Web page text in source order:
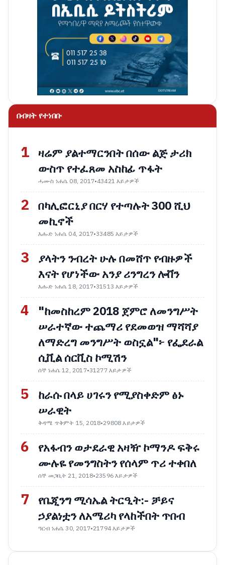
በብዛት የተነበቡ
1 ዛሬም ያልተማርንበት በሰው ልጅ ታሪክ
ውስጥ የተፈጸመ አስከፊ ጥፋት
ሓሙስ ነሐሴ 08, 2017•43421 እይታዎች
2 በካሊፎርኒያ በርሃ የተጣሉት 300 ሺህ
መኪኖች
እሑድ ነሐሴ 04, 2017•33485 እይታዎች
3
ያላትን ንብረት ሁሉ በመሸጥ የብዙዎች
እናት የሆነችው አንያ ሪንግረን ሎቨን
እሑድ ነሐሴ 18, 2017•31513 እይታዎች
4
"ከመስከረም 2018 ጀምሮ ለመንግሥት
ሠራተኛው ተጨማሪ የደመወዝ ማሻሻያ
ለማድረግ መንግሥት ወስኗል"፦ የፌደራል
ሲቪል ሰርቪስ ኮሚሽን
ሰኞ ነሐሴ 12, 2017•31277 እይታዎች
5
ከራሱ በላይ ሀገሩን የሚያስቀድም ፅኑ
ሠራዊት
ቅዳሜ ጥቅምት 15, 2018•29808 እይታዎች
6
የአፋብን ወታደራዊ አዛዥ ኮማንዶ ፍቅሩ
ሙሉዬ የመንግስትን የሰላም ጥሪ ተቀበለ
ሰኞ መጋቢት 21, 2018•23596 እይታዎች
7
የቤጂንግ ሚሳኤል ትርዒት:- ቻይና
ኃያልነቷን ለአሜሪካ የላከችበት ጥበብ
ዓርብ ነሐሴ 30, 2017•21794 እይታዎች